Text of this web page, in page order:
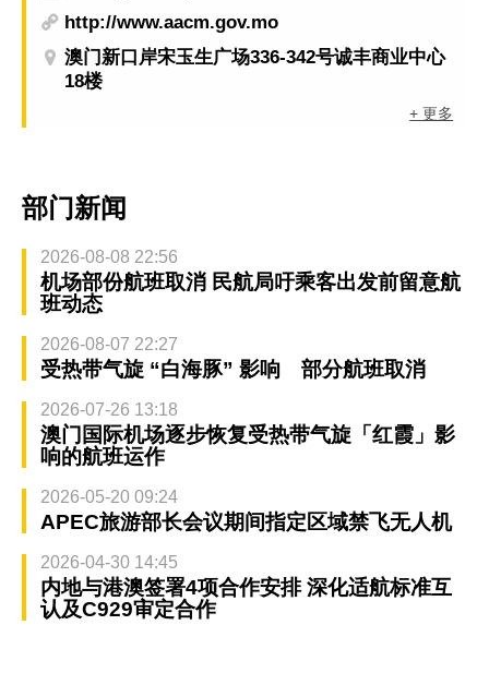
http://www.aacm.gov.mo
澳门新口岸宋玉生广场336-342号诚丰商业中心
18楼
+ 更多
部门新闻
2026-08-08 22:56
机场部份航班取消 民航局吁乘客出发前留意航
班动态
2026-08-07 22:27
受热带气旋 “白海豚” 影响 部分航班取消
2026-07-26 13:18
澳门国际机场逐步恢复受热带气旋「红霞」影
响的航班运作
2026-05-20 09:24
APEC旅游部长会议期间指定区域禁飞无人机
2026-04-30 14:45
内地与港澳签署4项合作安排 深化适航标准互
认及C929审定合作